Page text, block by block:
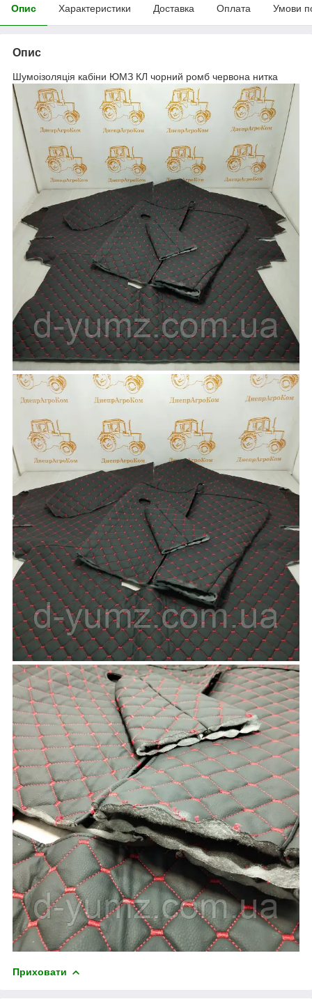
Опис Характеристики Доставка Оплата Умови
Опис
Шумоізоляція кабіни ЮМЗ КЛ чорний ромб червона нитка
Приховати